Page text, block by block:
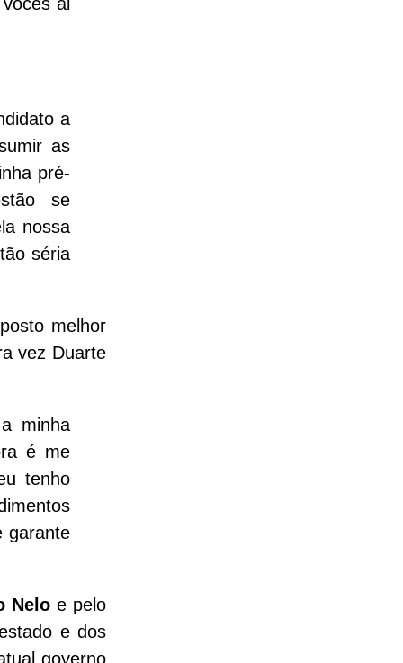
a
as
pré-
se
nossa
séria
melhor
vez Duarte
minha
é me
tenho
garante
Nelo e pelo
e dos
governo